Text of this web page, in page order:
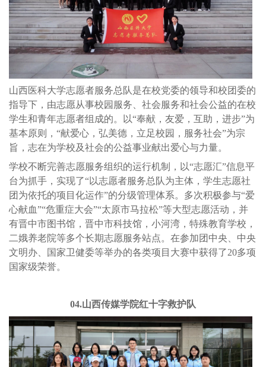
山西医科大学志愿者服务总队是在校党委的领导和校团委的
指导下，由志愿从事校园服务、社会服务和社会公益的在校
学生和青年志愿者组成的。以“奉献，友爱，互助，进步”为
基本原则，“献爱心，弘美德，立足校园，服务社会”为宗
旨，志在为学校及社会的公益事业献出爱心与力量。
学校不断完善志愿服务组织的运行机制，以“志愿汇”信息平
台为抓手，实现了“以志愿者服务总队为主体，学生志愿社
团为依托的项目化运作”的分级管理体系。多次积极参与“爱
心献血”“危重症大会”“太原市马拉松”等大型志愿活动，并
有晋中市图书馆，晋中市科技馆，小河湾，特殊教育学校，
二娥养老院等多个长期志愿服务站点。在参加团中央、中央
文明办、国家卫健委等举办的各类项目大赛中获得了20多项
国家级荣誉。
04.山西传媒学院红十字救护队